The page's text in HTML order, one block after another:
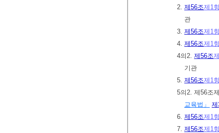
2. 제56조제1
관
3. 제56조제1
4. 제56조제1
4의2. 제56조
기관
5. 제56조제1
5의2. 제56조
교육법」
6. 제56조제1
7. 제56조제1